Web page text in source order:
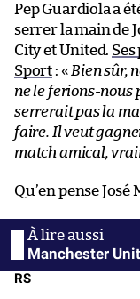
Pep Guardiola a
serrer la main de
City et United.
Sport : « Bien sûr,
ne le ferions-nous
serrerait pas la
faire. Il veut
match amical,
Qu’en pense José
Manchester
RS